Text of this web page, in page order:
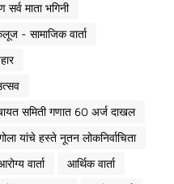
माता भगिनी
- सामाजिक वार्ता
समिती गणात 60 अर्ज दाखल
यांचे हस्ते नूतन लोकनिर्वाचिता
वार्ता
आर्थिक वार्ता